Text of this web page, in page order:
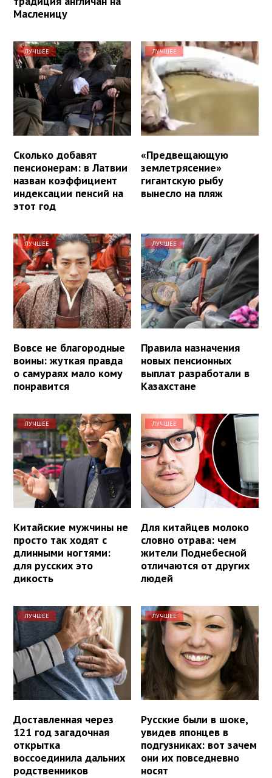
Масленицу
ЛУЧШЕЕ
Сколько добавят
пенсионерам: в Латвии
назван коэффициент
индексации пенсий на
этот год
ЛУЧШЕЕ
«Предвещающую
землетрясение»
гигантскую рыбу
вынесло на пляж
ЛУЧШЕЕ
Вовсе не благородные
воины: жуткая правда
о самураях мало кому
понравится
ЛУЧШЕЕ
Правила назначения
новых пенсионных
выплат разработали в
Казахстане
ЛУЧШЕЕ
Китайские мужчины не
просто так ходят с
длинными ногтями:
для русских это
дикость
ЛУЧШЕЕ
Для китайцев молоко
словно отрава: чем
жители Поднебесной
отличаются от других
людей
ЛУЧШЕЕ
Доставленная через
121 год загадочная
открытка
воссоединила дальних
родственников
ЛУЧШЕЕ
Русские были в шоке,
увидев японцев в
подгузниках: вот зачем
они их повседневно
носят